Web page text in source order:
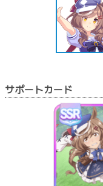
サポートカード